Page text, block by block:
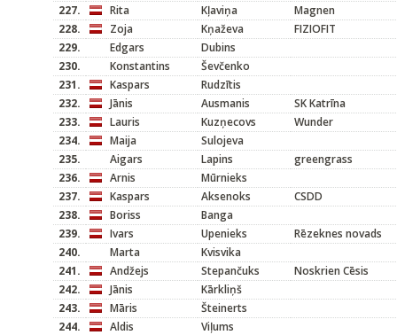
227.
Rita Kļaviņa
Magnen
228.
Zoja Kņaževa
FIZIOFIT
229.
Edgars
Dubins
230.
Konstantins
Ševčenko
231.
Kaspars
Rudzītis
232.
Jānis Ausmanis
SK Katrīna
233.
Lauris Kuzņecovs
Wunder
234.
Maija
Sulojeva
235.
Aigars Lapins
greengrass
236.
Arnis
Mūrnieks
237.
Kaspars Aksenoks
CSDD
238.
Boriss
Banga
239.
Ivars Upenieks
Rēzeknes novads
240.
Marta
Kvisvika
241.
Andžejs Stepančuks
Noskrien Cēsis
242.
Jānis
Kārkliņš
243.
Māris
Šteinerts
244.
Aldis
Viļums